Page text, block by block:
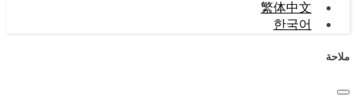
繁体中文
한국어
ملاحة